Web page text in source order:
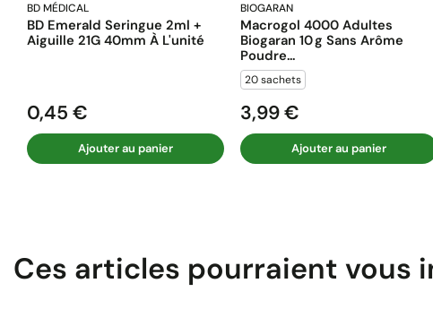
BD MÉDICAL
BD Emerald Seringue 2ml +
Aiguille 21G 40mm À L'unité
Prix
0,45 €
Ajouter au panier
BIOGARAN
Macrogol 4000 Adultes
Biogaran 10 G Sans Arôme
Poudre...
20 sachets
Prix
3,99 €
Ajouter au panier
Ces articles pourraient vous